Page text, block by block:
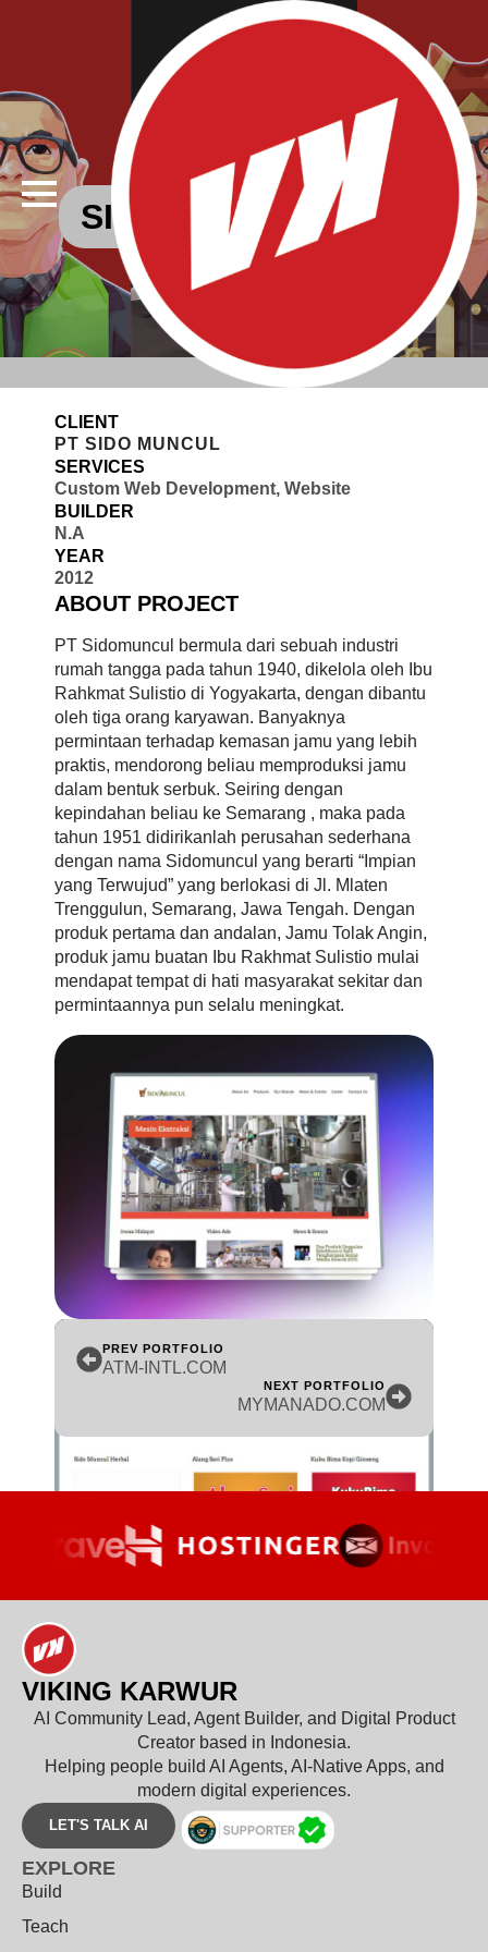
WORK
SIDOMUNCUL.COM
CLIENT
PT SIDO MUNCUL
SERVICES
Custom Web Development, Website
BUILDER
N.A
YEAR
2012
ABOUT PROJECT
PT Sidomuncul bermula dari sebuah industri
rumah tangga pada tahun 1940, dikelola oleh Ibu
Rahkmat Sulistio di Yogyakarta, dengan dibantu
oleh tiga orang karyawan. Banyaknya
permintaan terhadap kemasan jamu yang lebih
praktis, mendorong beliau memproduksi jamu
dalam bentuk serbuk. Seiring dengan
kepindahan beliau ke Semarang , maka pada
tahun 1951 didirikanlah perusahan sederhana
dengan nama Sidomuncul yang berarti “Impian
yang Terwujud” yang berlokasi di Jl. Mlaten
Trenggulun, Semarang, Jawa Tengah. Dengan
produk pertama dan andalan, Jamu Tolak Angin,
produk jamu buatan Ibu Rakhmat Sulistio mulai
mendapat tempat di hati masyarakat sekitar dan
permintaannya pun selalu meningkat.
PREV PORTFOLIO
ATM-INTL.COM
NEXT PORTFOLIO
MYMANADO.COM
VIKING KARWUR
AI Community Lead, Agent Builder, and Digital Product
Creator based in Indonesia.
Helping people build AI Agents, AI-Native Apps, and
modern digital experiences.
LET'S TALK AI
EXPLORE
Build
Teach